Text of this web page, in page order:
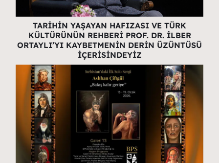
TARİHİN YAŞAYAN HAFIZASI VE TÜRK
KÜLTÜRÜNÜN REHBERİ PROF. DR. İLBER
ORTAYLI’YI KAYBETMENİN DERİN ÜZÜNTÜSÜ
İÇERİSİNDEYİZ